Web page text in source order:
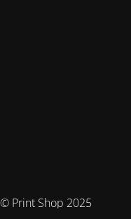
© Print Shop 2025